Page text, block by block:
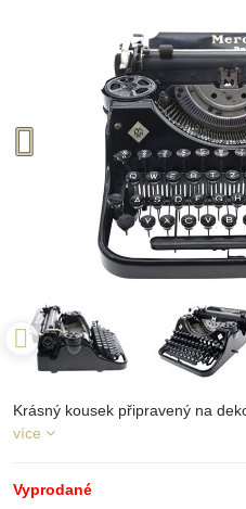
Krásný kousek připravený na
více
Vyprodané